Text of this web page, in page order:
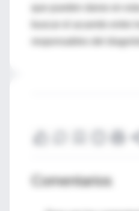
buscar el acuerdo entre
responsables del
Comentarios